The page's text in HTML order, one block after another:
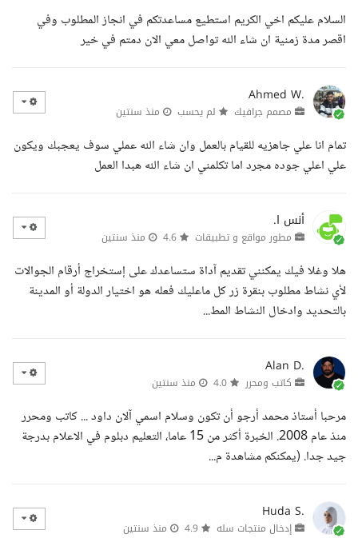
السلام عليكم اخي الكريم استطيع مساعدتكم في انجاز المطلوب وفي
اقصر مدة زمنية ان شاء الله تواصل معي الان دمتم في خير
Ahmed W.
مصمم جرافيك لم يحسب منذ سنتين
تمام انا علي جاهزيه للقيام بالعمل وان شاء الله عملي سوف يعجبك ويكون
علي اعلي جوده مجرد اما تكلمني ان شاء الله هبدا العمل
أنس ا.
مطور مواقع و تطبيقات منذ سنتين
هلا وغلا فيك يمكنني تقديم آداة ستساعدك على إستخراج أرقام الجوالات
لأي نشاط مطلوب بنقرة زر كل ماعليك فعله هو اختيار الدولة أو المدينة
بالتحديد وادخال النشاط المط...
Alan D.
كاتب ومحرر منذ سنتين
مرحبا أستاذ محمد أرجو أن تكون وسلام اسمي آلان داود ... كاتب ومحرر
منذ عام 2008. الخبرة أكثر من 15 عاما، التعليم دبلوم في الاعلام بدرجة
جيد جدا. (يمكنكم مشاهدة م...
Huda S.
إدخال منتجات سله منذ سنتين